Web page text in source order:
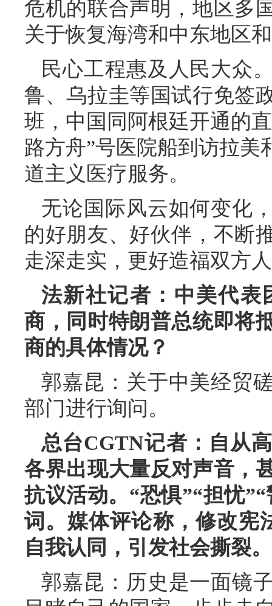
危机的联合声明，地区多
关于恢复海湾和中东地区
民心工程惠及人民大众
鲁、乌拉圭等国试行免签
班，中国同阿根廷开通的
路方舟”号医院船到访拉
道主义医疗服务。
无论国际风云如何变化
的好朋友、好伙伴，不断
走深走实，更好造福双方
法新社记者：中美代表
商，同时特朗普总统即将
商的具体情况？
郭嘉昆：关于中美经贸
部门进行询问。
总台CGTN记者：自从
各界出现大量反对声音，
抗议活动。“恐惧”“担忧
词。媒体评论称，修改宪
自我认同，引发社会撕裂
郭嘉昆：历史是一面镜